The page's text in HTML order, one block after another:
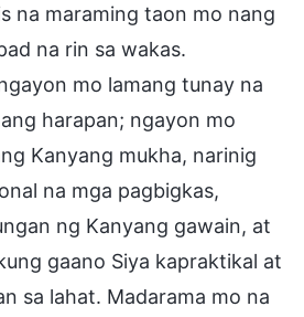
na maraming taon mo nang
na rin sa wakas.
mo lamang tunay na
harapan; ngayon mo
Kanyang mukha, narinig
na mga pagbigkas,
ng Kanyang gawain, at
gaano Siya kapraktikal at
sa lahat. Madarama mo na